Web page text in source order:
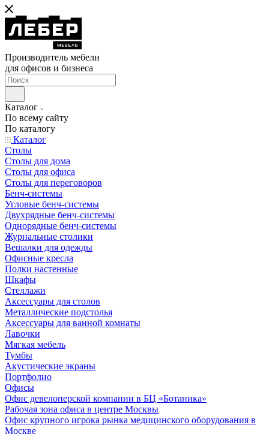
Производитель мебели
для офисов и бизнеса
Каталог
По всему сайту
По каталогу
Каталог
Столы
Столы для дома
Столы для офиса
Столы для переговоров
Бенч-системы
Угловые бенч-системы
Двухрядные бенч-системы
Однорядные бенч-системы
Журнальные столики
Вешалки для одежды
Офисные кресла
Полки настенные
Шкафы
Стеллажи
Аксессуары для столов
Металлические подстолья
Аксессуары для ванной комнаты
Лавочки
Мягкая мебель
Тумбы
Акустические экраны
Портфолио
Офисы
Офис девелоперской компании в БЦ «Ботаника»
Рабочая зона офиса в центре Москвы
Офис крупного игрока рынка медицинского оборудования в
Москве